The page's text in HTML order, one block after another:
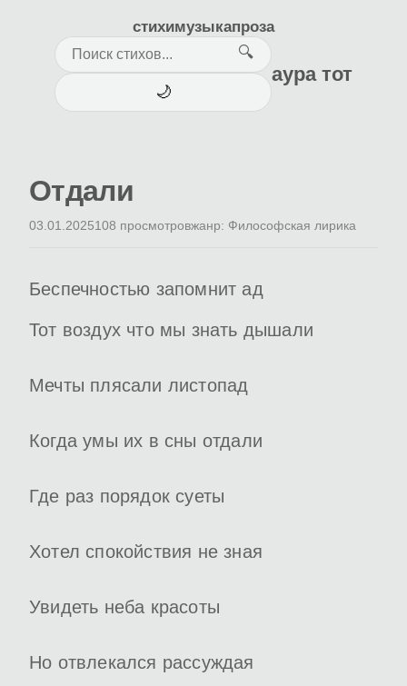
стихимузыкапроза
🔍
🌙
аура тот
Отдали
03.01.2025108 просмотровжанр: Философская лирика
Беспечностью запомнит ад
Тот воздух что мы знать дышали
Мечты плясали листопад
Когда умы их в сны отдали
Где раз порядок суеты
Хотел спокойствия не зная
Увидеть неба красоты
Но отвлекался рассуждая